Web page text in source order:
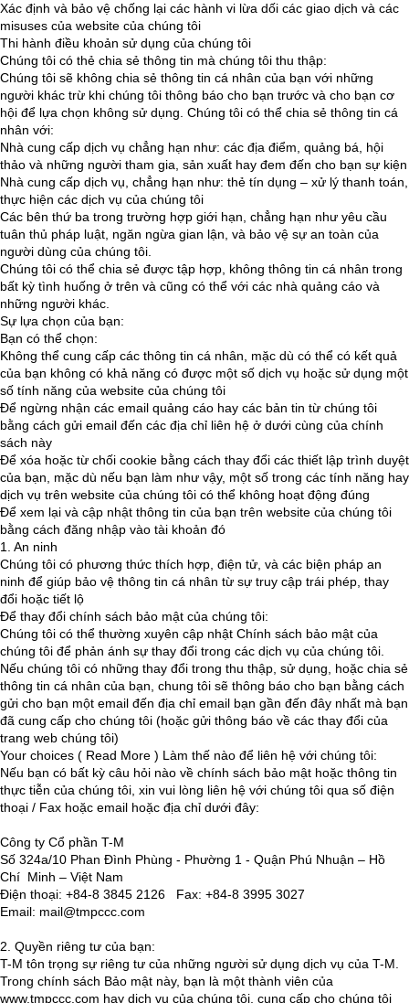
Xác định và bảo vệ chống lại các hành vi lừa dối các giao dịch và các
misuses của website của chúng tôi
Thi hành điều khoản sử dụng của chúng tôi
Chúng tôi có thẻ chia sẻ thông tin mà chúng tôi thu thập:
Chúng tôi sẽ không chia sẻ thông tin cá nhân của bạn với những
người khác trừ khi chúng tôi thông báo cho bạn trước và cho bạn cơ
hội để lựa chọn không sử dụng. Chúng tôi có thể chia sẻ thông tin cá
nhân với:
Nhà cung cấp dịch vụ chẳng hạn như: các địa điểm, quảng bá, hội
thảo và những người tham gia, sản xuất hay đem đến cho bạn sự kiện
Nhà cung cấp dịch vụ, chẳng hạn như: thẻ tín dụng – xử lý thanh toán,
thực hiện các dịch vụ của chúng tôi
Các bên thứ ba trong trường hợp giới hạn, chẳng hạn như yêu cầu
tuân thủ pháp luật, ngăn ngừa gian lận, và bảo vệ sự an toàn của
người dùng của chúng tôi.
Chúng tôi có thể chia sẻ được tập hợp, không thông tin cá nhân trong
bất kỳ tình huống ở trên và cũng có thể với các nhà quảng cáo và
những người khác.
Sự lựa chọn của bạn:
Bạn có thể chọn:
Không thể cung cấp các thông tin cá nhân, mặc dù có thể có kết quả
của bạn không có khả năng có được một số dịch vụ hoặc sử dụng một
số tính năng của website của chúng tôi
Để ngừng nhận các email quảng cáo hay các bản tin từ chúng tôi
bằng cách gửi email đến các địa chỉ liên hệ ở dưới cùng của chính
sách này
Để xóa hoặc từ chối cookie bằng cách thay đổi các thiết lập trình duyệt
của bạn, mặc dù nếu bạn làm như vậy, một số trong các tính năng hay
dịch vụ trên website của chúng tôi có thể không hoạt động đúng
Để xem lại và cập nhật thông tin của bạn trên website của chúng tôi
bằng cách đăng nhập vào tài khoản đó
1. An ninh
Chúng tôi có phương thức thích hợp, điện tử, và các biện pháp an
ninh để giúp bảo vệ thông tin cá nhân từ sự truy cập trái phép, thay
đổi hoặc tiết lộ
Để thay đổi chính sách bảo mật của chúng tôi:
Chúng tôi có thể thường xuyên cập nhật Chính sách bảo mật của
chúng tôi để phản ánh sự thay đổi trong các dịch vụ của chúng tôi.
Nếu chúng tôi có những thay đổi trong thu thập, sử dụng, hoặc chia sẻ
thông tin cá nhân của bạn, chung tôi sẽ thông báo cho bạn bằng cách
gửi cho bạn một email đến địa chỉ email bạn gần đến đây nhất mà bạn
đã cung cấp cho chúng tôi (hoặc gửi thông báo về các thay đổi của
trang web chúng tôi)
Your choices ( Read More ) Làm thế nào để liên hệ với chúng tôi:
Nếu bạn có bất kỳ câu hỏi nào về chính sách bảo mật hoặc thông tin
thực tiễn của chúng tôi, xin vui lòng liên hệ với chúng tôi qua số điện
thoại / Fax hoặc email hoặc địa chỉ dưới đây:
Công ty Cổ phần T-M
Số 324a/10 Phan Đình Phùng - Phường 1 - Quận Phú Nhuận – Hồ
Chí Minh – Việt Nam
Điện thoại: +84-8 3845 2126 Fax: +84-8 3995 3027
Email: mail@tmpccc.com
2. Quyền riêng tư của bạn:
T-M tôn trọng sự riêng tư của những người sử dụng dịch vụ của T-M.
Trong chính sách Bảo mật này, bạn là một thành viên của
www.tmpccc.com hay dịch vụ của chúng tôi, cung cấp cho chúng tôi